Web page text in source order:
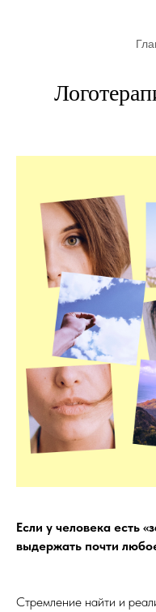
Если у человека есть
выдержать почти
Стремление найти и